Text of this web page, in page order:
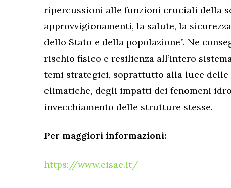
ripercussioni alle funzioni cruciali della
approvvigionamenti, la salute, la
dello Stato e della popolazione”. Ne
rischio fisico e resilienza all’intero
temi strategici, soprattutto alla luce
climatiche, degli impatti dei fenomeni
invecchiamento delle strutture stesse.
Per maggiori informazioni:
https://www.eisac.it/